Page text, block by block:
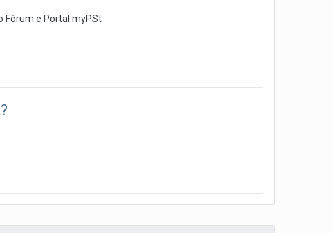
Fórum e Portal myPSt